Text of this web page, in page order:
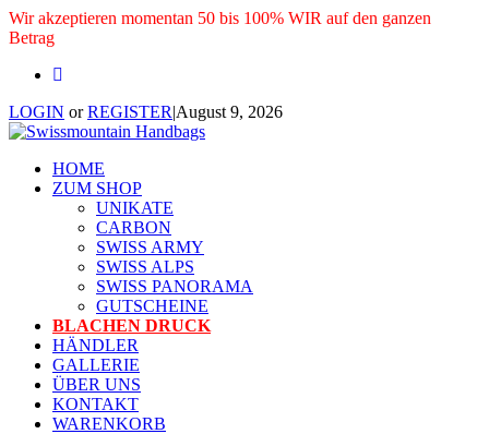
Wir akzeptieren momentan 50 bis 100% WIR auf den ganzen
Betrag
LOGIN orREGISTER|August 9, 2026
HOME
ZUM SHOP
UNIKATE
CARBON
SWISS ARMY
SWISS ALPS
SWISS PANORAMA
GUTSCHEINE
BLACHEN DRUCK
HÄNDLER
GALLERIE
ÜBER UNS
KONTAKT
WARENKORB